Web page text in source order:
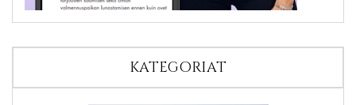
KATEGORIAT